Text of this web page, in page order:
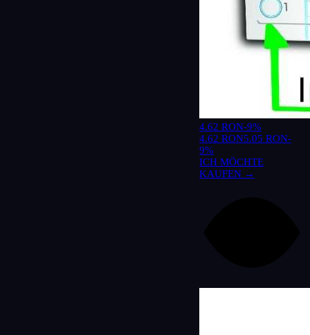
4.62 RON-9%
4.62 RON5.05 RON-
9%
ICH MÖCHTE
KAUFEN →